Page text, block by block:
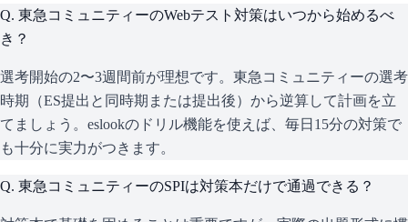
Q. 東急コミュニティーのWebテスト対策はいつから始めるべ
き？
選考開始の2〜3週間前が理想です。東急コミュニティーの選考
時期（ES提出と同時期または提出後）から逆算して計画を立
てましょう。eslookのドリル機能を使えば、毎日15分の対策で
も十分に実力がつきます。
Q. 東急コミュニティーのSPIは対策本だけで通過できる？